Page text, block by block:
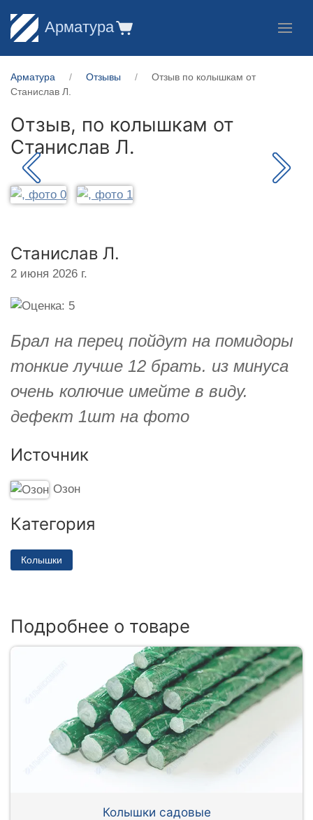
Арматура
Арматура Отзывы
Отзыв по колышкам от
Станислав Л.
Отзыв, по колышкам от
Станислав Л.
Станислав Л.
2 июня 2026 г.
Брал на перец пойдут на помидоры
тонкие лучше 12 брать. из минуса
очень колючие имейте в виду.
дефект 1шт на фото
Источник
Озон
Категория
Колышки
Подробнее о товаре
Колышки садовые